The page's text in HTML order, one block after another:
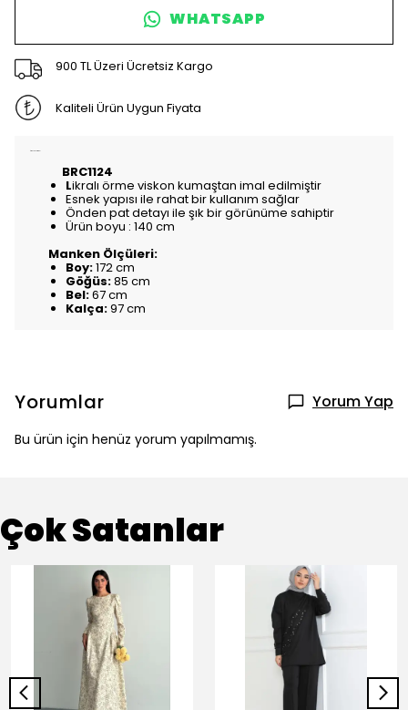
WHATSAPP
900 TL Üzeri Ücretsiz Kargo
Kaliteli Ürün Uygun Fiyata
BRC1124
Likralı örme viskon kumaştan imal edilmiştir
Esnek yapısı ile rahat bir kullanım sağlar
Önden pat detayı ile şık bir görünüme sahiptir
Ürün boyu : 140 cm
Manken Ölçüleri:
Boy:172 cm
Göğüs:85 cm
Bel:67 cm
Kalça:97 cm
Yorumlar Yorum Yap
Bu ürün için henüz yorum yapılmamış.
Çok Satanlar